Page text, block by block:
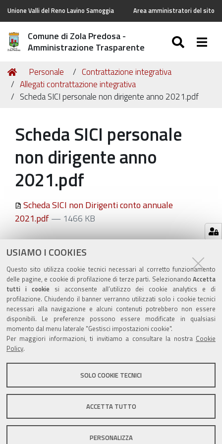
USIAMO I COOKIES
Questo sito utilizza cookie tecnici necessari al corretto funzionamento
delle pagine, e cookie di profilazione di terze parti. Selezionando Accetta
tutti i cookiesi acconsente all’utilizzo dei cookie analytics e di
profilazione. Chiudendo il banner verranno utilizzati solo i cookie tecnici
necessari alla navigazione e alcuni contenuti potrebbero non essere
disponibili. Le preferenze possono essere modificate in qualsiasi
momento dal menu laterale "Gestisci impostazioni cookie".
Per maggiori informazioni, ti invitiamo a consultare la nostra Cookie
Policy.
SOLO COOKIE TECNICI
ACCETTA TUTTO
PERSONALIZZA
Unione Valli del Reno Lavino Samoggia Area amministratori del sito
Comune di Zola Predosa -
Amministrazione Trasparente
Tu
sei
qui:
Home
Personale
Contrattazione integrativa
Allegati contrattazione integrativa
Scheda SICI personale non dirigente anno 2021.pdf
Scheda SICI personale
non dirigente anno
2021.pdf
Scheda SICI non Dirigenti conto annuale
2021.pdf— 1466 KB
Azioni
sul
documento
ultima modifica 02/08/2023
Valuta questo sito
Sito istituzionale Comune di Zola Predosa